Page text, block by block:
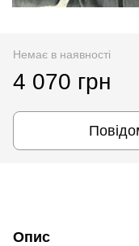
Немає в наявності
4 070 грн
Опис